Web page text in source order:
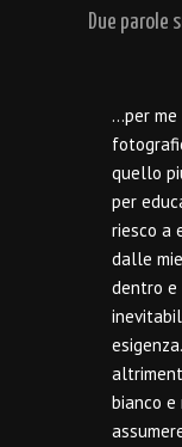
Due parole
…per me
quello
per
riesco a
dalle
dentro
bianco